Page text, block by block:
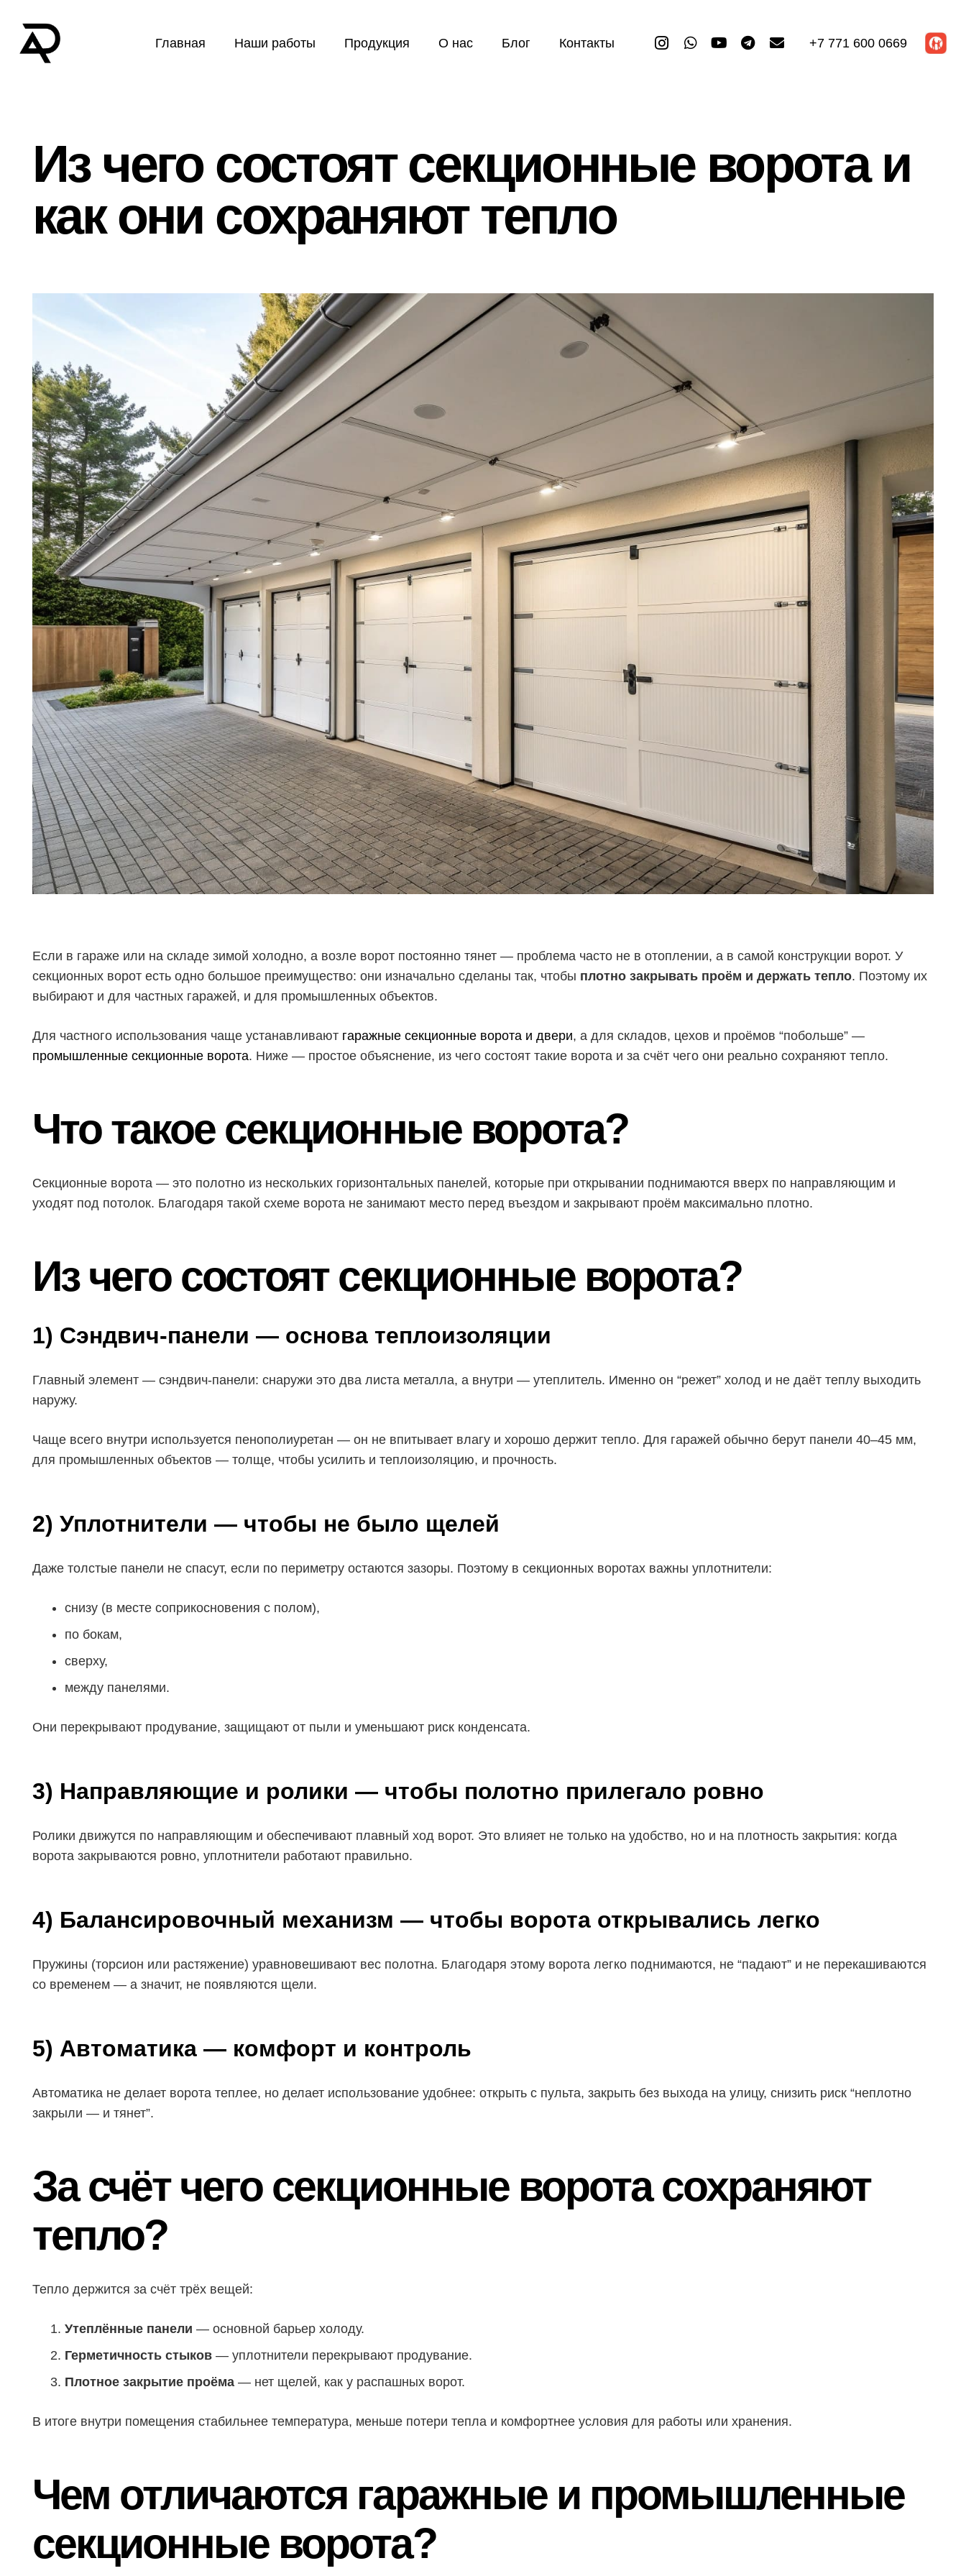
Главная Наши работы Продукция О нас Блог Контакты +7 771 600 0669
Из чего состоят секционные ворота и
как они сохраняют тепло
Если в гараже или на складе зимой холодно, а возле ворот постоянно тянет — проблема часто не в отоплении, а в самой конструкции ворот. У
секционных ворот есть одно большое преимущество: они изначально сделаны так, чтобы плотно закрывать проём и держать тепло. Поэтому их
выбирают и для частных гаражей, и для промышленных объектов.
Для частного использования чаще устанавливают гаражные секционные ворота и двери, а для складов, цехов и проёмов “побольше” —
промышленные секционные ворота. Ниже — простое объяснение, из чего состоят такие ворота и за счёт чего они реально сохраняют тепло.
Что такое секционные ворота?
Секционные ворота — это полотно из нескольких горизонтальных панелей, которые при открывании поднимаются вверх по направляющим и
уходят под потолок. Благодаря такой схеме ворота не занимают место перед въездом и закрывают проём максимально плотно.
Из чего состоят секционные ворота?
1) Сэндвич-панели — основа теплоизоляции
Главный элемент — сэндвич-панели: снаружи это два листа металла, а внутри — утеплитель. Именно он “режет” холод и не даёт теплу выходить
наружу.
Чаще всего внутри используется пенополиуретан — он не впитывает влагу и хорошо держит тепло. Для гаражей обычно берут панели 40–45 мм,
для промышленных объектов — толще, чтобы усилить и теплоизоляцию, и прочность.
2) Уплотнители — чтобы не было щелей
Даже толстые панели не спасут, если по периметру остаются зазоры. Поэтому в секционных воротах важны уплотнители:
снизу (в месте соприкосновения с полом),
по бокам,
сверху,
между панелями.
Они перекрывают продувание, защищают от пыли и уменьшают риск конденсата.
3) Направляющие и ролики — чтобы полотно прилегало ровно
Ролики движутся по направляющим и обеспечивают плавный ход ворот. Это влияет не только на удобство, но и на плотность закрытия: когда
ворота закрываются ровно, уплотнители работают правильно.
4) Балансировочный механизм — чтобы ворота открывались легко
Пружины (торсион или растяжение) уравновешивают вес полотна. Благодаря этому ворота легко поднимаются, не “падают” и не перекашиваются
со временем — а значит, не появляются щели.
5) Автоматика — комфорт и контроль
Автоматика не делает ворота теплее, но делает использование удобнее: открыть с пульта, закрыть без выхода на улицу, снизить риск “неплотно
закрыли — и тянет”.
За счёт чего секционные ворота сохраняют
тепло?
Тепло держится за счёт трёх вещей:
Утеплённые панели — основной барьер холоду.
Герметичность стыков — уплотнители перекрывают продувание.
Плотное закрытие проёма — нет щелей, как у распашных ворот.
В итоге внутри помещения стабильнее температура, меньше потери тепла и комфортнее условия для работы или хранения.
Чем отличаются гаражные и промышленные
секционные ворота?